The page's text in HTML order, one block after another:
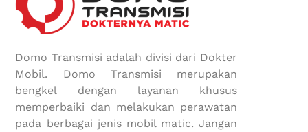
Domo Transmisi adalah divisi dari Dokter
Mobil. Domo Transmisi merupakan
bengkel dengan layanan khusus
memperbaiki dan melakukan perawatan
pada berbagai jenis mobil matic. Jangan